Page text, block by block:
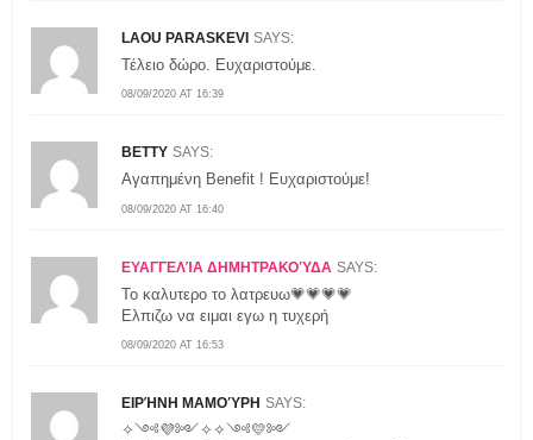
LAOU PARASKEVI SAYS:
08/09/2020 AT 16:39
Τέλειο δώρο. Ευχαριστούμε.
BETTY SAYS:
08/09/2020 AT 16:40
Αγαπημένη Benefit ! Ευχαριστούμε!
ΕΥΑΓΓΕΛΊΑ ΔΗΜΗΤΡΑΚΟΎΔΑ SAYS:
08/09/2020 AT 16:53
Το καλυτερο το λατρευω💗💗💗💗
Ελπιζω να ειμαι εγω η τυχερή
ΕΙΡΉΝΗ ΜΑΜΟΎΡΗ SAYS:
✧༺💜༻✧✧༺💛༻